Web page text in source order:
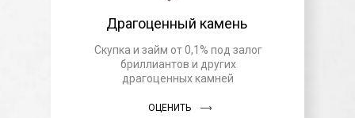
Драгоценный камень
Скупка и займ от 0,1% под залог
бриллиантов и других
драгоценных камней
ОЦЕНИТЬ